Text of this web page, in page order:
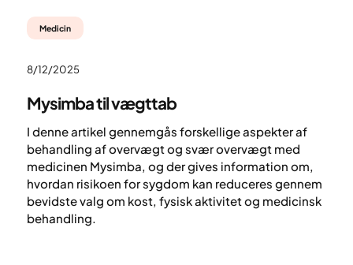
Medicin
8/12/2025
Mysimba til vægttab
I denne artikel gennemgås forskellige aspekter af
behandling af overvægt og svær overvægt med
medicinen Mysimba, og der gives information om,
hvordan risikoen for sygdom kan reduceres gennem
bevidste valg om kost, fysisk aktivitet og medicinsk
behandling.